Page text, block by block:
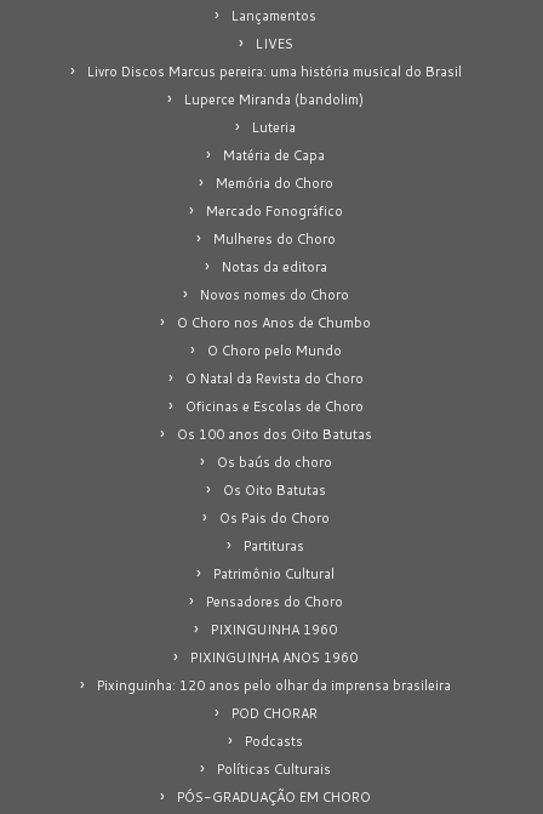
Lançamentos
LIVES
Livro Discos Marcus pereira: uma história musical do Brasil
Luperce Miranda (bandolim)
Luteria
Matéria de Capa
Memória do Choro
Mercado Fonográfico
Mulheres do Choro
Notas da editora
Novos nomes do Choro
O Choro nos Anos de Chumbo
O Choro pelo Mundo
O Natal da Revista do Choro
Oficinas e Escolas de Choro
Os 100 anos dos Oito Batutas
Os baús do choro
Os Oito Batutas
Os Pais do Choro
Partituras
Patrimônio Cultural
Pensadores do Choro
PIXINGUINHA 1960
PIXINGUINHA ANOS 1960
Pixinguinha: 120 anos pelo olhar da imprensa brasileira
POD CHORAR
Podcasts
Políticas Culturais
PÓS-GRADUAÇÃO EM CHORO